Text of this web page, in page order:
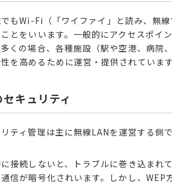
もWi-Fi（「ワイファイ」と読み、無
とをいいます。一般的にアクセスポイ
くの場合、各種施設（駅や空港、病院
を高めるために運営・提供されています
キュリティ
ティ管理は主に無線LANを運営する側
接続しないと、トラブルに巻き込まれ
信が暗号化されいます。しかし、